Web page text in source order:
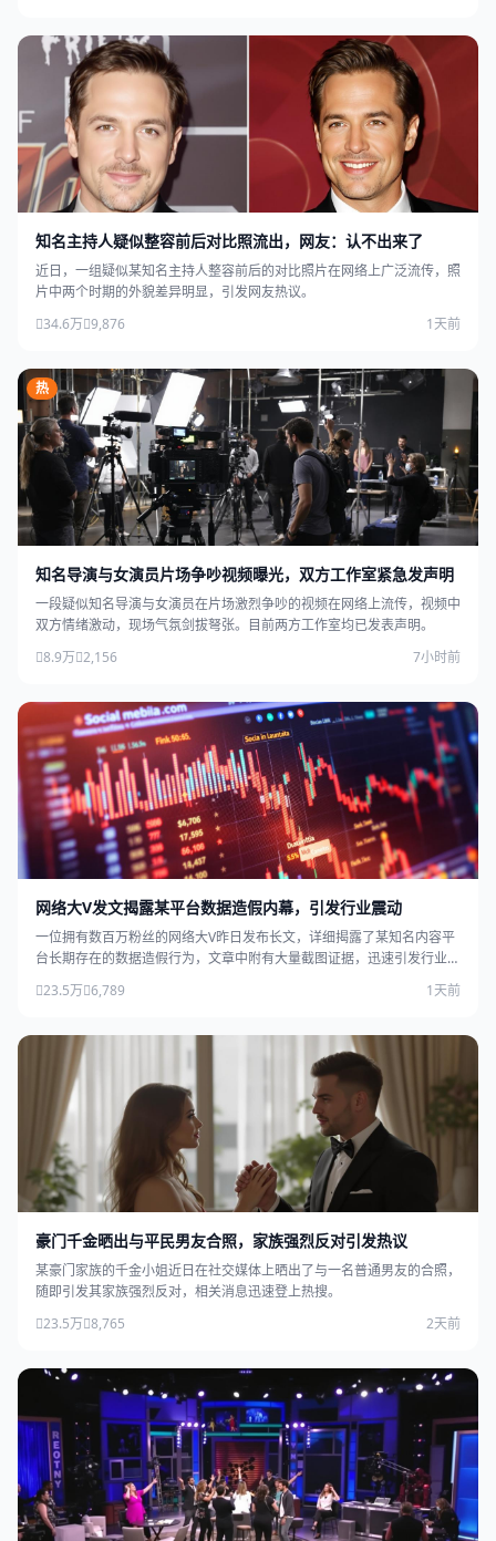
知名主持人疑似整容前后对比照流出，网友：认不出来了
近日，一组疑似某知名主持人整容前后的对比照片在网络上广泛流传，照
片中两个时期的外貌差异明显，引发网友热议。
34.6万 9,876 1天前
热
知名导演与女演员片场争吵视频曝光，双方工作室紧急发声明
一段疑似知名导演与女演员在片场激烈争吵的视频在网络上流传，视频中
双方情绪激动，现场气氛剑拔弩张。目前两方工作室均已发表声明。
8.9万 2,156 7小时前
网络大V发文揭露某平台数据造假内幕，引发行业震动
一位拥有数百万粉丝的网络大V昨日发布长文，详细揭露了某知名内容平
台长期存在的数据造假行为，文章中附有大量截图证据，迅速引发行业广
23.5万 6,789 1天前
豪门千金晒出与平民男友合照，家族强烈反对引发热议
某豪门家族的千金小姐近日在社交媒体上晒出了与一名普通男友的合照，
随即引发其家族强烈反对，相关消息迅速登上热搜。
23.5万 8,765 2天前